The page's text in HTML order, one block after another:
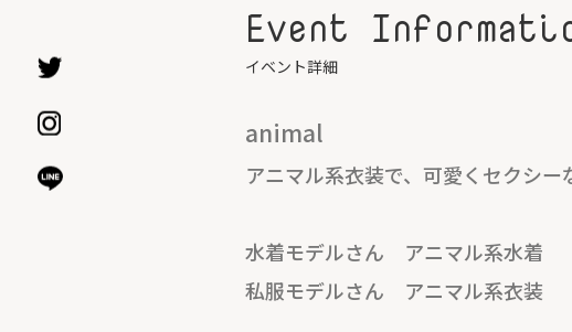
Event
イベント詳細
animal
アニマル系衣装で、可愛くセクシー
水着モデルさん アニマル系水着
私服モデルさん アニマル系衣装